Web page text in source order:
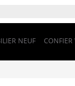
CONFIER
NEUF